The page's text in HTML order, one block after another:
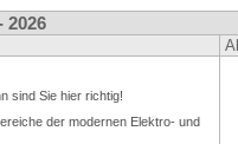
2026
sind Sie hier richtig!
der modernen Elektro- und